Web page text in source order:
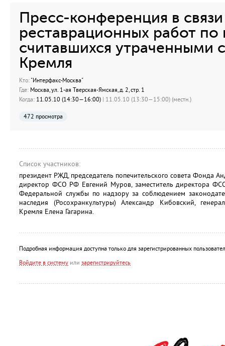
Пресс-конференция в
реставрационных работ
считавшихся утраченными
Кремля
Кто: "Интерфакс-Москва"
Где: Москва, ул. 1-ая Тверская-Ямская, д. 2, стр. 1
Когда: 11.05.10 (14:30—16:00) | 11.05.10 (13:30—15:00) (местн.)
472 просмотра
Список участников:
президент РЖД, председатель попечительского совета Фонда
директор ФСО РФ Евгений Муров, заместитель директора
Федеральной службы по надзору за соблюдением
наследия (Росохранкультуры) Александр Кибовский,
Кремля Елена Гагарина.
Подробная информация доступна только для зарегистрированных
Войдите в систему или зарегистрируйтесь